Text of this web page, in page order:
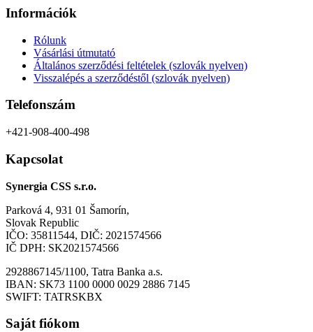
Információk
Rólunk
Vásárlási útmutató
Általános szerződési feltételek (szlovák nyelven)
Visszalépés a szerződéstől (szlovák nyelven)
Telefonszám
+421-908-400-498
Kapcsolat
Synergia CSS s.r.o.
Parková 4, 931 01 Šamorín,
Slovak Republic
IČO: 35811544, DIČ: 2021574566
IČ DPH: SK2021574566
2928867145/1100, Tatra Banka a.s.
IBAN: SK73 1100 0000 0029 2886 7145
SWIFT: TATRSKBX
Saját fiókom